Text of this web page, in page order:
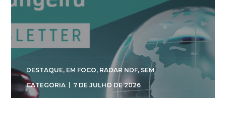
DESTAQUE, EM FOCO, RADAR NDF, SEM
CATEGORIA
7 DE JULHO DE 2026